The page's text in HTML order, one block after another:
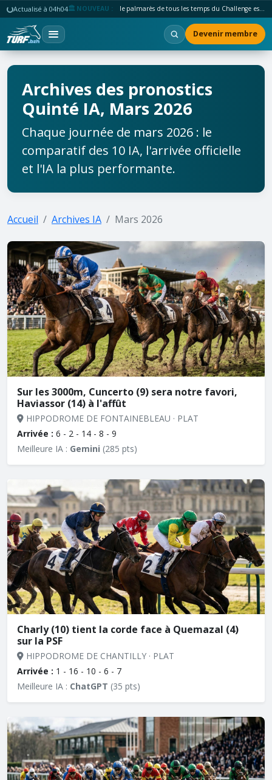
Actualisé à 04h04🏛️ NOUVEAU : le palmarès de tous les temps du Challenge est en ligne.
Devenir membre
Archives des pronostics
Quinté IA, Mars 2026
Chaque journée de mars 2026 : le
comparatif des 10 IA, l'arrivée officielle
et l'IA la plus performante.
Accueil Archives IA Mars 2026
Sur les 3000m, Cuncerto (9) sera notre favori,
Haviassor (14) à l'affût
HIPPODROME DE FONTAINEBLEAU · PLAT
Arrivée : 6 - 2 - 14 - 8 - 9
Meilleure IA : Gemini (285 pts)
Charly (10) tient la corde face à Quemazal (4)
sur la PSF
HIPPODROME DE CHANTILLY · PLAT
Arrivée : 1 - 16 - 10 - 6 - 7
Meilleure IA : ChatGPT (35 pts)